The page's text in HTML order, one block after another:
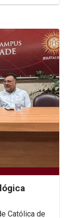
Católica de